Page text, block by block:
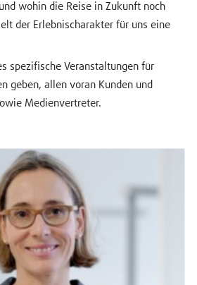
wohin die Reise in Zukunft noch
der Erlebnischarakter für uns eine
spezifische Veranstaltungen für
geben, allen voran Kunden und
Medienvertreter.